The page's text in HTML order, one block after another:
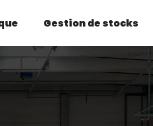
Gestion de stocks